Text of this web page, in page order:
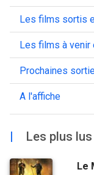
Les films sortis
Les films à venir
Prochaines
A l'affiche
| Les plus lus
Le